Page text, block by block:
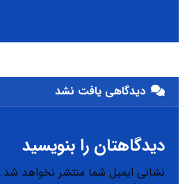
دیدگاهی یافت نشد
دیدگاهتان را بنویسید
نشانی ایمیل شما منتشر نخواهد شد.